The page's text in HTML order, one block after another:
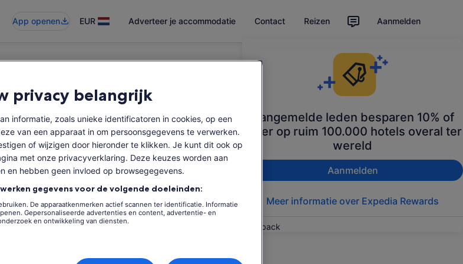
App openen EUR Adverteer je accommodatie Contact Reizen Aanmelden
Aangemelde leden besparen 10% of
meer op ruim 100.000 hotels overal ter
wereld
Aanmelden
Meer informatie over Expedia Rewards
Feedback
privacy belangrijk
informatie, zoals unieke identificatoren in cookies, op een
van een apparaat in om persoonsgegevens te verwerken.
of wijzigen door hieronder te klikken. Je kunt dit ook op
met onze privacyverklaring. Deze keuzes worden aan
en hebben geen invloed op browsegegevens.
gegevens voor de volgende doeleinden:
De apparaatkenmerken actief scannen ter identificatie. Informatie
Gepersonaliseerde advertenties en content, advertentie- en
en ontwikkeling van diensten.